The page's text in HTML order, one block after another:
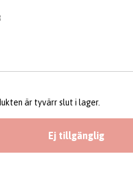
är tyvärr slut i lager.
Ej tillgänglig